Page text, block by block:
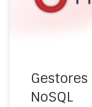
Gestores
NoSQL